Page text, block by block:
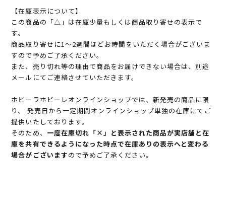
【在庫表示について】
この商品の「△」は在庫少量もしくは商品取り寄せの表示で
す。
商品取り寄せに1～2週間ほどお時間をいただく場合がございま
すので予めご了承ください。
また、売り切れ等の理由で商品をお届けできない場合は、別途
メールにてご連絡させていただきます。
ホビーラホビーレオンラインショップでは、新発売の商品に限
り、 発売日から一定期間オンラインショップ単独の在庫にてご
提供いたしております。
そのため、 一度在庫切れ「×」と表示された商品が実店舗と在
庫を共有できるようになった時点で在庫ありの表示へと変わる
場合がございますので予めご了承ください。